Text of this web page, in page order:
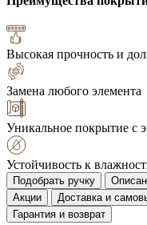
Высокая прочность и
Замена любого элемента
Уникальное покрытие с
Устойчивость к
Подобрать ручку
Акции
Доставка и
Гарантия и возврат